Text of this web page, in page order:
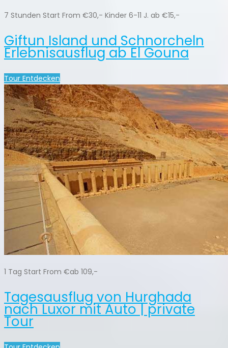
7 Stunden Start From €30,- Kinder 6-11 J. ab €15,-
Giftun Island und Schnorcheln
Erlebnisausflug ab El Gouna
Tour Entdecken
1 Tag Start From €ab 109,-
Tagesausflug von Hurghada
nach Luxor mit Auto | private
Tour